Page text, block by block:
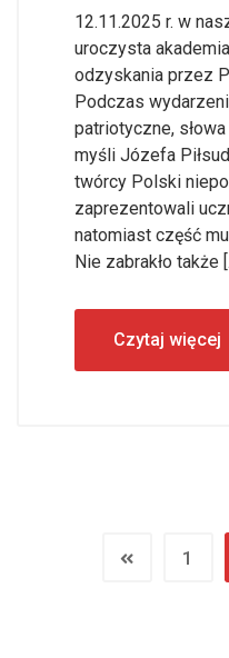
12.11.2025 r. w
uroczysta
odzyskania przez
Podczas
patriotyczne,
myśli Józefa
twórcy Polski
zaprezentowali
natomiast część
Nie zabrakło także
Czytaj więcej
1